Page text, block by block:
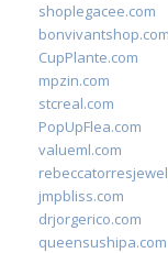
shoplegacee.com
bonvivantshop.com
CupPlante.com
mpzin.com
stcreal.com
PopUpFlea.com
valueml.com
jmpbliss.com
drjorgerico.com
queensushipa.com